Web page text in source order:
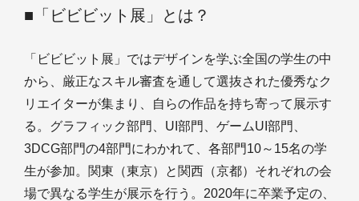
■「ビビビット展」とは？
「ビビビット展」ではデザインを学ぶ全国の学生の中
から、厳正なスキル審査を通して選抜された優秀なク
リエイターが集まり、自らの作品を持ち寄って展示す
る。グラフィック部門、UI部門、ゲームUI部門、
3DCG部門の4部門にわかれて、各部門10～15名の学
生が参加。関東（東京）と関西（京都）それぞれの会
場で異なる学生が展示を行う。2020年に卒業予定の、